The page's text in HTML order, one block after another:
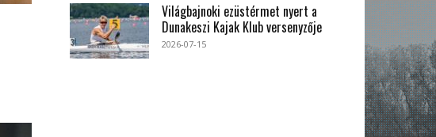
Világbajnoki ezüstérmet nyert a
Dunakeszi Kajak Klub versenyzője
2026-07-15